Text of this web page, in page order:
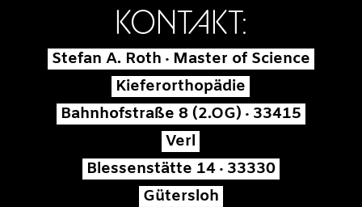
KONTAKT:
Stefan A. Roth · Master of Science
Kieferorthopädie
Bahnhofstraße 8 (2.OG) · 33415
Verl
Blessenstätte 14 · 33330
Gütersloh